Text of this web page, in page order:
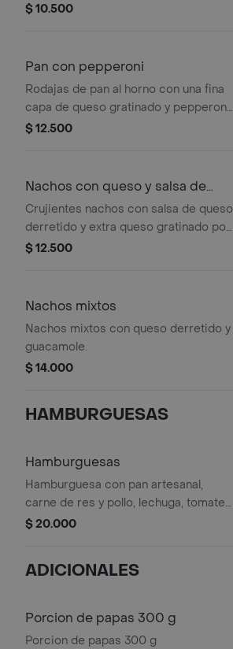
$ 10.500
Pan con pepperoni
Rodajas de pan al horno con una fina
capa de queso gratinado y pepperoni
(3 unidades)
$ 12.500
Nachos con queso y salsa de
queso
Crujientes nachos con salsa de queso
derretido y extra queso gratinado por
encima
$ 12.500
Nachos mixtos
Nachos mixtos con queso derretido y
guacamole.
$ 14.000
HAMBURGUESAS
Hamburguesas
Hamburguesa con pan artesanal,
carne de res y pollo, lechuga, tomate,
cebolla grille, queso y tocineta.
$ 20.000
ADICIONALES
Porcion de papas 300 g
Porcion de papas 300 g